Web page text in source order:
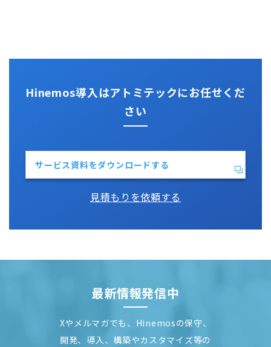
Hinemos導入はアトミテックにお任せくだ
さい
サービス資料をダウンロードする
見積もりを依頼する
最新情報発信中
Xやメルマガでも、Hinemosの保守、
開発、導入、構築やカスタマイズ等の